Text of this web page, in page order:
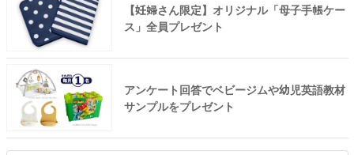
【妊婦さん限定】オリジナル「母子手帳ケー
ス」全員プレゼント
アンケート回答でベビージムや幼児英語教材
サンプルをプレゼント